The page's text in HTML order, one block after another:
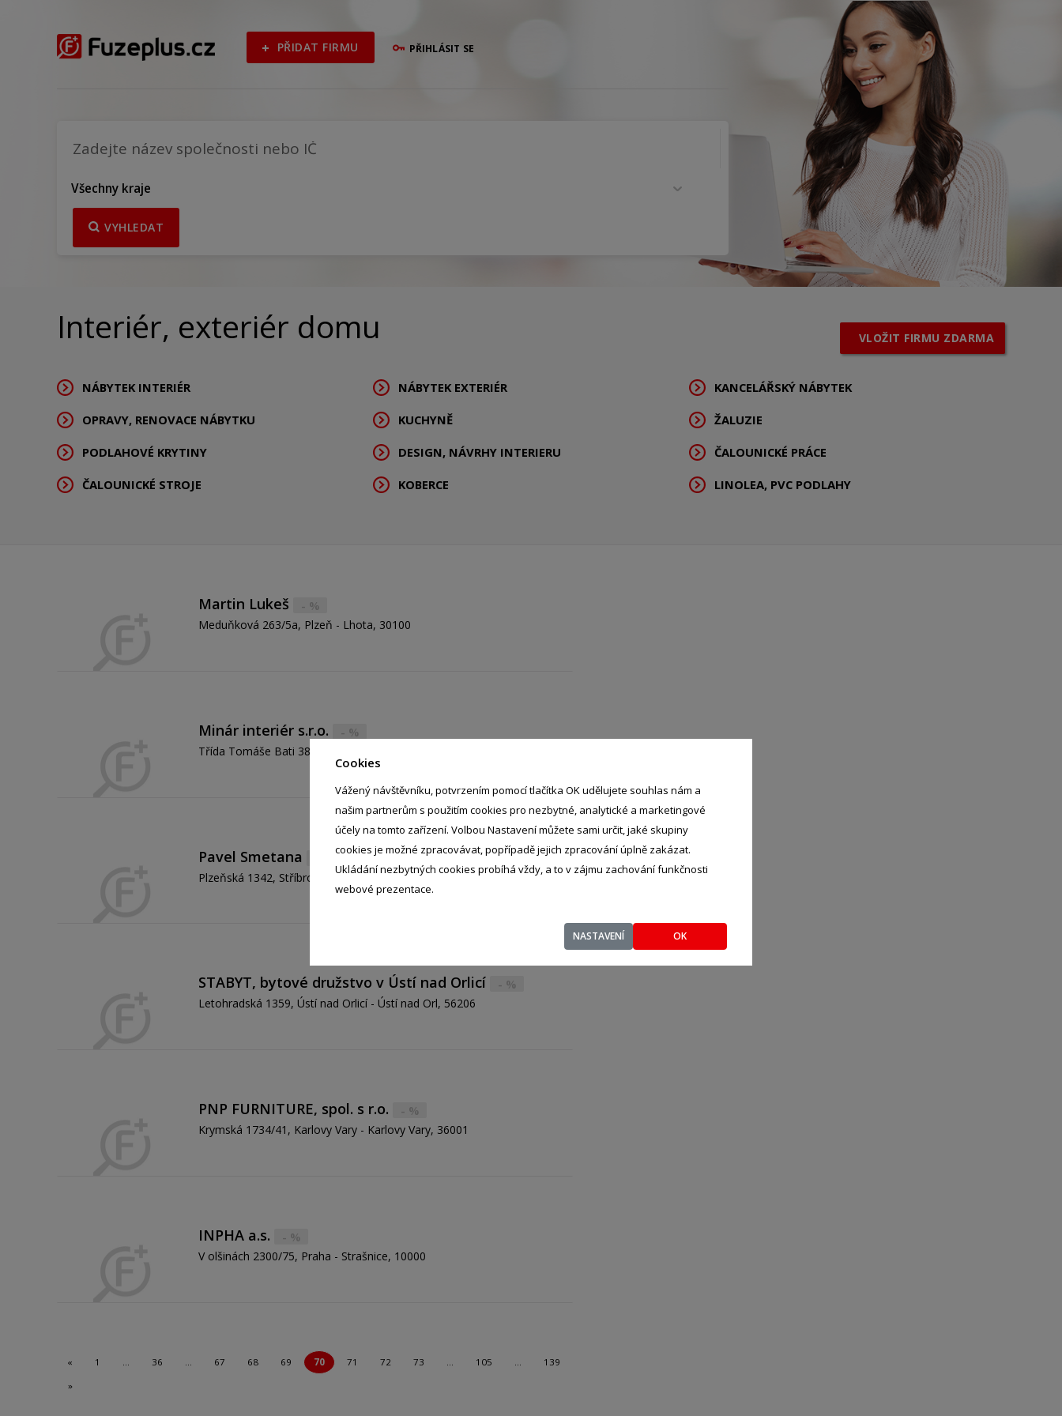
Cookies
Vážený návštěvníku, potvrzením pomocí tlačítka OK udělujete souhlas nám a
našim partnerům s použitím cookies pro nezbytné, analytické a marketingové
účely na tomto zařízení. Volbou Nastavení můžete sami určit, jaké skupiny
cookies je možné zpracovávat, popřípadě jejich zpracování úplně zakázat.
Ukládání nezbytných cookies probíhá vždy, a to v zájmu zachování funkčnosti
webové prezentace.
NASTAVENÍ OK
PŘIDAT FIRMU PŘIHLÁSIT SE
Všechny kraje
VYHLEDAT
VLOŽIT FIRMU ZDARMA
Interiér, exteriér domu
NÁBYTEK INTERIÉR NÁBYTEK EXTERIÉR KANCELÁŘSKÝ NÁBYTEK
OPRAVY, RENOVACE NÁBYTKU KUCHYNĚ ŽALUZIE
PODLAHOVÉ KRYTINY DESIGN, NÁVRHY INTERIERU ČALOUNICKÉ PRÁCE
ČALOUNICKÉ STROJE KOBERCE LINOLEA, PVC PODLAHY
Martin Lukeš - %
Meduňková 263/5a, Plzeň - Lhota, 30100
Minár interiér s.r.o. - %
Třída Tomáše Bati 3890, Zlín - Zlín, 76001
Pavel Smetana
Plzeňská 1342, Stříbro, 34901
STABYT, bytové družstvo v Ústí nad Orlicí - %
Letohradská 1359, Ústí nad Orlicí - Ústí nad Orl, 56206
PNP FURNITURE, spol. s r.o. - %
Krymská 1734/41, Karlovy Vary - Karlovy Vary, 36001
INPHA a.s. - %
V olšinách 2300/75, Praha - Strašnice, 10000
« 1 36 67 68 69 70 71 72 73 105
139
»